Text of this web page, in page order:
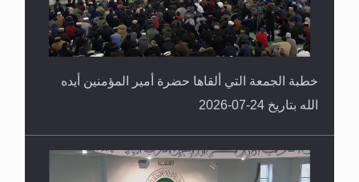
خطبة الجمعة التي ألقاها حضرة أمير المؤمنين أيده
الله بتاريخ 24-07-2026